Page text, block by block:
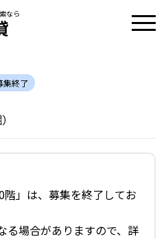
なら
集終了
階」は、募集を終了してお
場合がありますので、詳